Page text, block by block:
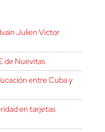
Julien Victor
de Nuevitas
entre Cuba y
en tarjetas